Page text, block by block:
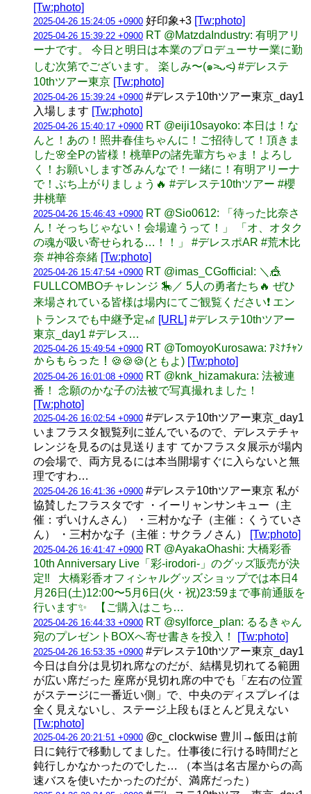
[Tw:photo]
2025-04-26 15:24:05 +0900 好印象+3 [Tw:photo]
2025-04-26 15:39:22 +0900 RT @MatzdaIndustry: 有明アリ
ーナです。 今日と明日は本業のプロデューサー業に勤
しむ次第でございます。 楽しみ〜(๑˃̵ᴗ˂̵) #デレステ
10thツアー東京 [Tw:photo]
2025-04-26 15:39:24 +0900 #デレステ10thツアー東京_day1
入場します [Tw:photo]
2025-04-26 15:40:17 +0900 RT @eiji10sayoko: 本日は！な
んと！あの！照井春佳ちゃんに！ご招待して！頂きま
した🌸全Pの皆様！桃華Pの諸先輩方ちゃま！よろし
く！お願いします🍑みんなで！一緒に！有明アリーナ
で！ぶち上がりましょう🔥 #デレステ10thツアー #櫻
井桃華
2025-04-26 15:46:43 +0900 RT @Sio0612: 「待った比奈さ
ん！そっちじゃない！会場違うって！」 「オ、オタク
の魂が吸い寄せられる…！！」 #デレスポAR #荒木比
奈 #神谷奈緒 [Tw:photo]
2025-04-26 15:47:54 +0900 RT @imas_CGofficial: ＼🎪
FULLCOMBOチャレンジ 🎠／ 5人の勇者たち🔥 ぜひ
来場されている皆様は場内にてご観覧ください❗ エン
トランスでも中継予定🎢 [URL] #デレステ10thツアー
東京_day1 #デレス…
2025-04-26 15:49:54 +0900 RT @TomoyoKurosawa: ｱﾐﾅﾁｬﾝ
からもらった！🍪🍪🍪(ともよ) [Tw:photo]
2025-04-26 16:01:08 +0900 RT @knk_hizamakura: 法被連
番！ 念願のかな子の法被で写真撮れました！
[Tw:photo]
2025-04-26 16:02:54 +0900 #デレステ10thツアー東京_day1
いまフラスタ観覧列に並んでいるので、デレステチャ
レンジを見るのは見送ります てかフラスタ展示が場内
の会場で、両方見るには本当開場すぐに入らないと無
理ですわ…
2025-04-26 16:41:36 +0900 #デレステ10thツアー東京 私が
協賛したフラスタです ・イーリャンサンキュー（主
催：ずいけんさん） ・三村かな子（主催：くうていさ
ん） ・三村かな子（主催：サクラノさん）
[Tw:photo]
2025-04-26 16:41:47 +0900 RT @AyakaOhashi: 大橋彩香
10th Anniversary Live「彩-irodori-」のグッズ販売が決
定‼️ 大橋彩香オフィシャルグッズショップでは本日4
月26日(土)12:00〜5月6日(火・祝)23:59まで事前通販を
行います✨ 【ご購入はこち…
2025-04-26 16:44:33 +0900 RT @sylforce_plan: るるきゃん
宛のプレゼントBOXへ寄せ書きを投入！
[Tw:photo]
2025-04-26 16:53:35 +0900 #デレステ10thツアー東京_day1
今日は自分は見切れ席なのだが、結構見切れてる範囲
が広い席だった 座席が見切れ席の中でも「左右の位置
がステージに一番近い側」で、中央のディスプレイは
全く見えないし、ステージ上段もほとんど見えない
[Tw:photo]
2025-04-26 20:21:51 +0900 @c_clockwise 豊川→飯田は前
日に鈍行で移動してました。仕事後に行ける時間だと
鈍行しかなかったのでした… （本当は名古屋からの高
速バスを使いたかったのだが、満席だった）